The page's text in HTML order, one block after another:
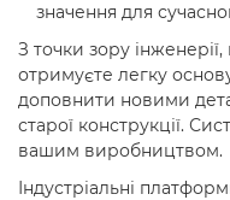
значення для
З точки зору
отримуєте легку
доповнити новими
старої конструкції.
вашим виробництвом.
Індустріальні